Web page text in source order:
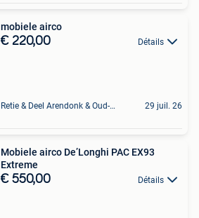
mobiele airco
€ 220,00 Détails
Retie & Deel Arendonk & Oud-Turnhout 29 juil. 26
Mobiele airco De’Longhi PAC EX93
Extreme
€ 550,00 Détails